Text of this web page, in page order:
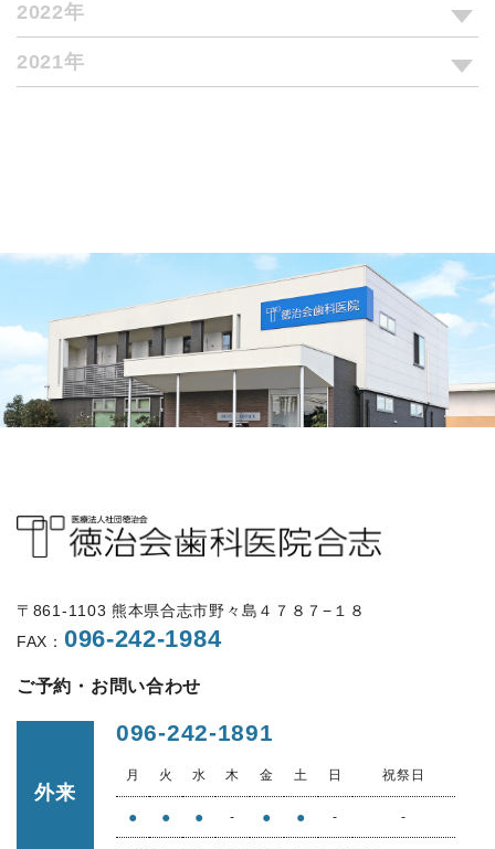
2022年
2021年
〒861-1103 熊本県合志市野々島４７８７−１８
FAX： 096-242-1984
ご予約・お問い合わせ
外来
096-242-1891
月 火 水 木 金 土 日 祝祭日
● ● ● - ● ● - -